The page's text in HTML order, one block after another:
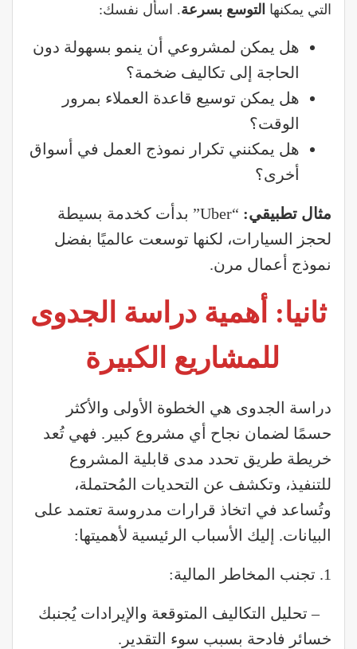
التي يمكنها التوسع بسرعة. اسأل نفسك:
هل يمكن لمشروعي أن ينمو بسهولة دون
الحاجة إلى تكاليف ضخمة؟
هل يمكن توسيع قاعدة العملاء بمرور
الوقت؟
هل يمكنني تكرار نموذج العمل في أسواق
أخرى؟
مثال تطبيقي:
“Uber” بدأت كخدمة بسيطة
لحجز السيارات، لكنها توسعت عالميًا بفضل
نموذج أعمال مرن.
ثانيا: أهمية دراسة الجدوى
للمشاريع الكبيرة
دراسة الجدوى هي الخطوة الأولى والأكثر
حسمًا لضمان نجاح أي مشروع كبير. فهي تُعد
خريطة طريق تحدد مدى قابلية المشروع
للتنفيذ، وتكشف عن التحديات المُحتملة،
وتُساعد في اتخاذ قرارات مدروسة تعتمد على
البيانات. إليك الأسباب الرئيسية لأهميتها:
1. تجنب المخاطر المالية:
– تحليل التكاليف المتوقعة والإيرادات يُجنبك
خسائر فادحة بسبب سوء التقدير.